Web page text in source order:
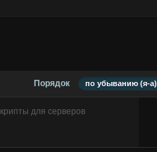
Порядок по убыванию (я-а)
для серверов